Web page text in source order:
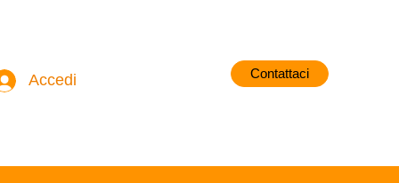
Accedi Contattaci